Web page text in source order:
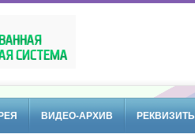
ВИДЕО-АРХИВ РЕКВИЗИТЫ